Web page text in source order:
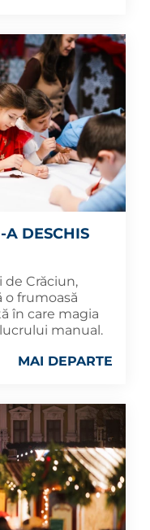
A DESCHIS
de Crăciun,
frumoasă
în care magia
manual.
MAI DEPARTE